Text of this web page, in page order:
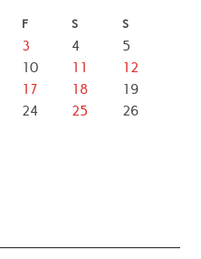
F S S
3 4
5
10 11
12
17 18
19
24 25
26